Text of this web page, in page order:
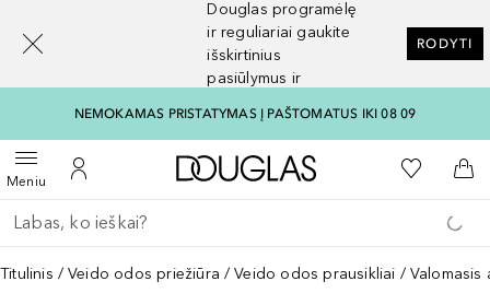
Douglas programėlę
ir reguliariai gaukite
išskirtinius
pasiūlymus ir
RODYTI
NEMOKAMAS PRISTATYMAS Į PAŠTOMATUS IKI 08 09
MeniuAtidaryti meniuĮ mano paskyrą
Į Douglas pagrindinį
Į mano
Į
Grįžk atgal
Vykdykite paiešką
Titulinis Veido odos priežiūra Veido odos prausikliai Valomasis
[navigation.slideout.screenreader]